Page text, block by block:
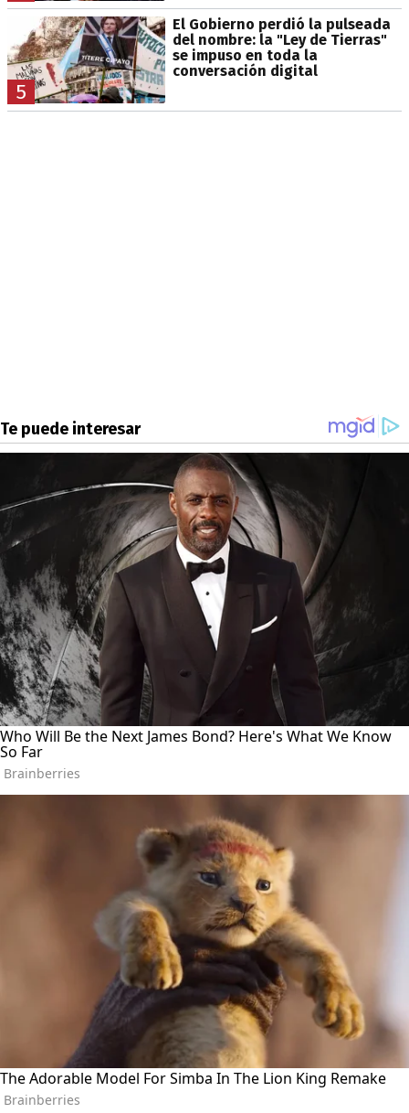
5
El Gobierno perdió la pulseada
del nombre: la "Ley de Tierras"
se impuso en toda la
conversación digital